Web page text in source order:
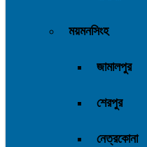
ময়মনসিংহ
জামালপুর
শেরপুর
নেত্রকোনা